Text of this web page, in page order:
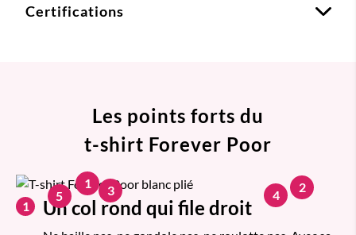
Certifications
Les points forts du
t-shirt Forever Poor
1 Un col rond qui file droit
1 2
3 4
5